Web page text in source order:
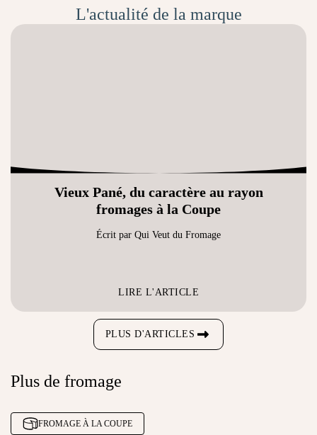
L'actualité de la marque
Vieux Pané, du caractère au rayon
fromages à la Coupe
Écrit par Qui Veut du Fromage
LIRE L'ARTICLE
PLUS D'ARTICLES
Plus de fromage
FROMAGE À LA COUPE